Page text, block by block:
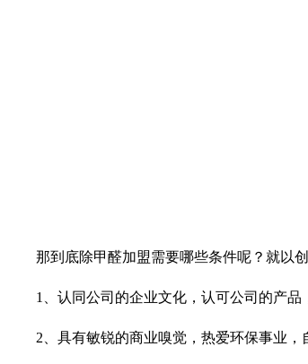
那到底除甲醛加盟需要哪些条件呢？就以
1、 认同公司的企业文化，认可公司的产品
2、 具有敏锐的商业嗅觉，热爱环保事业，